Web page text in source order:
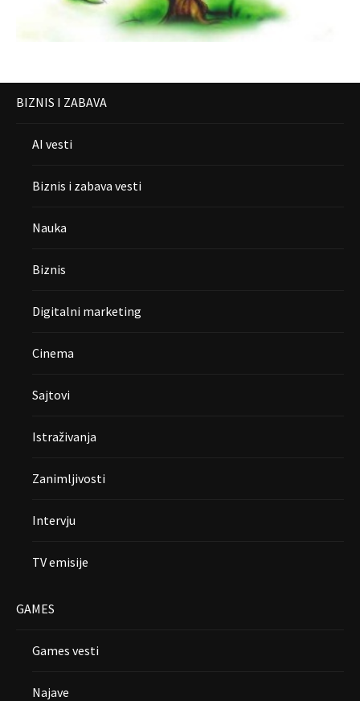
BIZNIS I ZABAVA
AI vesti
Biznis i zabava vesti
Nauka
Biznis
Digitalni marketing
Cinema
Sajtovi
Istraživanja
Zanimljivosti
Intervju
TV emisije
GAMES
Games vesti
Najave